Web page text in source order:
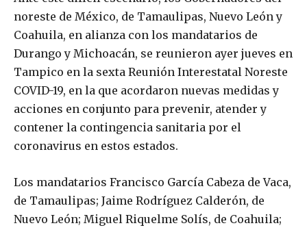
noreste de México, de Tamaulipas, Nuevo León y
Coahuila, en alianza con los mandatarios de
Durango y Michoacán, se reunieron ayer jueves en
Tampico en la sexta Reunión Interestatal Noreste
COVID-19, en la que acordaron nuevas medidas y
acciones en conjunto para prevenir, atender y
contener la contingencia sanitaria por el
coronavirus en estos estados.
Los mandatarios Francisco García Cabeza de Vaca,
de Tamaulipas; Jaime Rodríguez Calderón, de
Nuevo León; Miguel Riquelme Solís, de Coahuila;